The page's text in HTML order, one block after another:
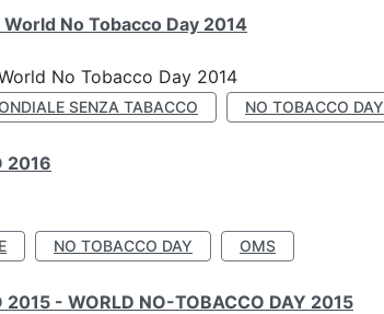
No Tobacco Day 2014
No Tobacco Day 2014
SENZA TABACCO NO TOBACCO DAY
2016
NO TOBACCO DAY OMS
2015 - WORLD NO-TOBACCO DAY 2015